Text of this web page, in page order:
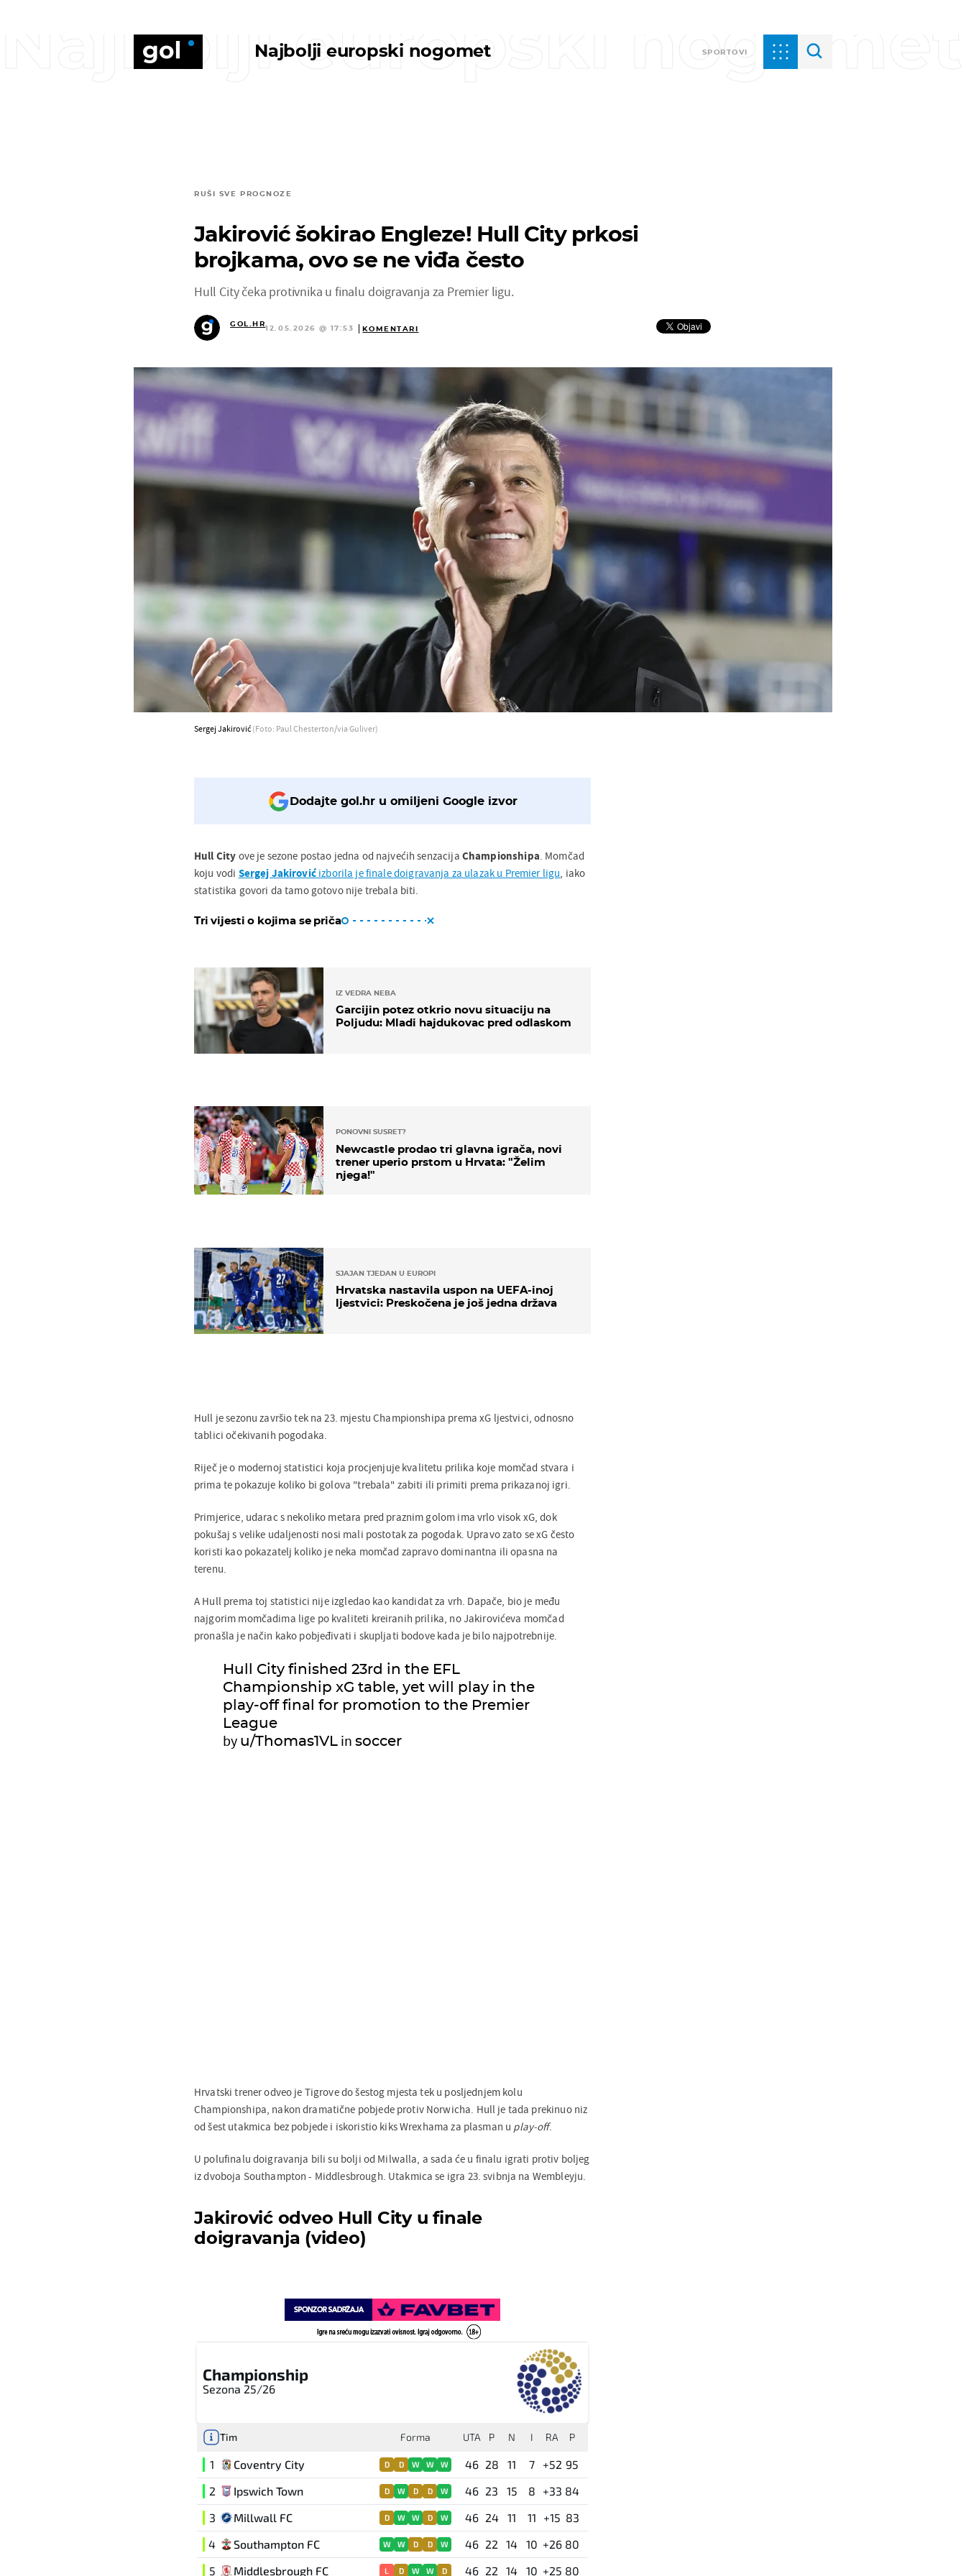
Najbolji europski nogomet SPORTOVI
Najbolji europski nogomet
RUŠI SVE PROGNOZE
Jakirović šokirao Engleze! Hull City prkosi
brojkama, ovo se ne viđa često
Hull City čeka protivnika u finalu doigravanja za Premier ligu.
GOL.HR
12.05.2026 @ 17:53 KOMENTARI
Sergej Jakirović (Foto: Paul Chesterton/via Guliver)
Dodajte gol.hr u omiljeni Google izvor
Hull City ove je sezone postao jedna od najvećih senzacija Championshipa. Momčad
koju vodi Sergej Jakirovićizborila je finale doigravanja za ulazak u Premier ligu, iako
statistika govori da tamo gotovo nije trebala biti.
Tri vijesti o kojima se priča
IZ VEDRA NEBA
Garcijin potez otkrio novu situaciju na
Poljudu: Mladi hajdukovac pred odlaskom
PONOVNI SUSRET?
Newcastle prodao tri glavna igrača, novi
trener uperio prstom u Hrvata: "Želim
njega!"
SJAJAN TJEDAN U EUROPI
Hrvatska nastavila uspon na UEFA-inoj
ljestvici: Preskočena je još jedna država
Hull je sezonu završio tek na 23. mjestu Championshipa prema xG ljestvici, odnosno
tablici očekivanih pogodaka.
Riječ je o modernoj statistici koja procjenjuje kvalitetu prilika koje momčad stvara i
prima te pokazuje koliko bi golova "trebala" zabiti ili primiti prema prikazanoj igri.
Primjerice, udarac s nekoliko metara pred praznim golom ima vrlo visok xG, dok
pokušaj s velike udaljenosti nosi mali postotak za pogodak. Upravo zato se xG često
koristi kao pokazatelj koliko je neka momčad zapravo dominantna ili opasna na
terenu.
A Hull prema toj statistici nije izgledao kao kandidat za vrh. Dapače, bio je među
najgorim momčadima lige po kvaliteti kreiranih prilika, no Jakirovićeva momčad
pronašla je način kako pobjeđivati i skupljati bodove kada je bilo najpotrebnije.
Hull City finished 23rd in the EFL
Championship xG table, yet will play in the
play-off final for promotion to the Premier
League
by u/Thomas1VL in soccer
Hrvatski trener odveo je Tigrove do šestog mjesta tek u posljednjem kolu
Championshipa, nakon dramatične pobjede protiv Norwicha. Hull je tada prekinuo niz
od šest utakmica bez pobjede i iskoristio kiks Wrexhama za plasman u play-off.
U polufinalu doigravanja bili su bolji od Milwalla, a sada će u finalu igrati protiv boljeg
iz dvoboja Southampton - Middlesbrough. Utakmica se igra 23. svibnja na Wembleyju.
Jakirović odveo Hull City u finale
doigravanja (video)
Championship
Sezona 25/26
Tim Forma UTA P N I RA P
1 Coventry City D D W W W 46 28 11 7 +52 95
2
Ipswich Town D W D D W 46 23 15 8 +33 84
3
Millwall FC D W W D W 46 24 11 11 +15 83
4
Southampton FC W W D D W 46 22 14 10 +26 80
5
Middlesbrough FC L D W W D 46 22 14 10 +25 80